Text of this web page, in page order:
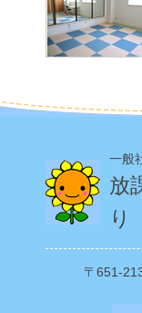
一般
放
り
〒